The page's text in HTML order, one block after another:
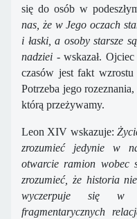
się do osób w
nas, że w Jego oczach
i łaski, a osoby starsze
nadziei - wskazał.
czasów jest fakt
Potrzeba jego
którą przeżywamy.
Leon XIV wskazuje:
zrozumieć jedynie w
otwarcie ramion wobec
zrozumieć, że historia
wyczerpuje się w
fragmentarycznych